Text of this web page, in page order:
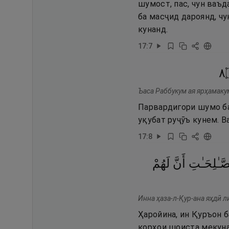
шумост, пас, чун
ба масҷид дароянд,
кунанд.
17:7
٨
Ъаса Раббукум ая
Парвардигори шумо
уқубат руҷӯъ кунем.
17:8
أَنَّ لَهُمْ
Инна ҳаза-л-Қур-ана яҳдӣ
Ҳаройина, ин Қуръон